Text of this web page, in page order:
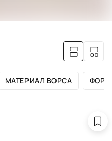
МАТЕРИАЛ ВОРСА